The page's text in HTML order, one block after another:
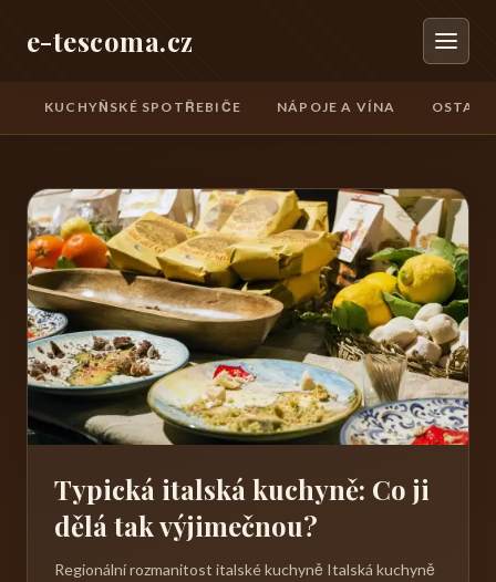
e-tescoma.cz
KUCHYŇSKÉ SPOTŘEBIČE NÁPOJE A VÍNA
Typická italská kuchyně: Co ji
dělá tak výjimečnou?
Regionální rozmanitost italské kuchyně Italská kuchyně